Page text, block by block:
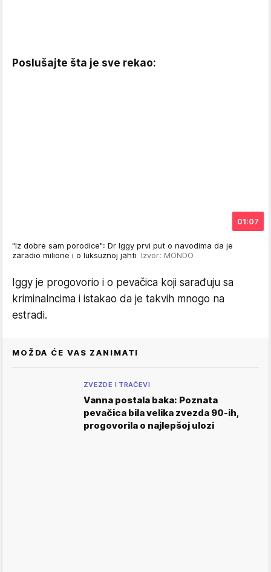
Poslušajte šta je sve rekao:
01:07
"Iz dobre sam porodice": Dr Iggy prvi put o navodima da je
zaradio milione i o luksuznoj jahti Izvor: MONDO
Iggy je progovorio i o pevačica koji sarađuju sa
kriminalncima i istakao da je takvih mnogo na
estradi.
MOŽDA ĆE VAS ZANIMATI
ZVEZDE I TRAČEVI
Vanna postala baka: Poznata
pevačica bila velika zvezda 90-ih,
progovorila o najlepšoj ulozi